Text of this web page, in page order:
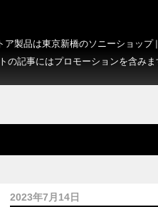
ア製品は東京新橋のソニーショッ
の記事にはプロモーションを含みま
2023年7月14日